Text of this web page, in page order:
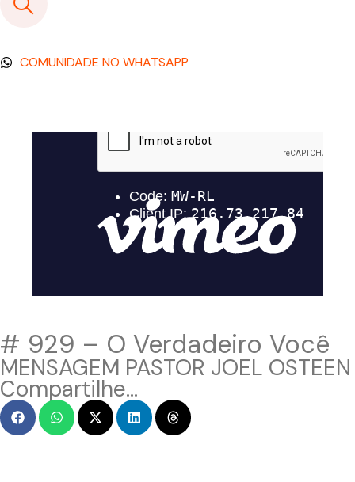
COMUNIDADE NO WHATSAPP
# 929 – O Verdadeiro Você
MENSAGEM PASTOR JOEL OSTEEN
Compartilhe...